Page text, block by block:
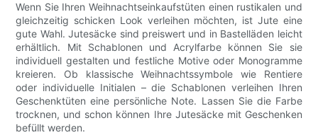
Wenn Sie Ihren Weihnachtseinkaufstüten einen rustikalen und
gleichzeitig schicken Look verleihen möchten, ist Jute eine
gute Wahl. Jutesäcke sind preiswert und in Bastelläden leicht
erhältlich. Mit Schablonen und Acrylfarbe können Sie sie
individuell gestalten und festliche Motive oder Monogramme
kreieren. Ob klassische Weihnachtssymbole wie Rentiere
oder individuelle Initialen – die Schablonen verleihen Ihren
Geschenktüten eine persönliche Note. Lassen Sie die Farbe
trocknen, und schon können Ihre Jutesäcke mit Geschenken
befüllt werden.